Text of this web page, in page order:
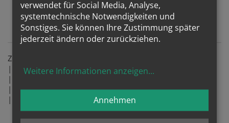
im Thermengebiet
Zeichenerklärung:
| B+P | ....... liegt an einer Bike+Pray-Route
|
|
| ....... Radständer
|
| ....... Plug + Pray für E-Autos
verwendet für Social Media, Analyse,
systemtechnische Notwendigkeiten und
Sonstiges. Sie können Ihre Zustimmung später
jederzeit ändern oder zurückziehen.
Weitere Informationen anzeigen...
Annehmen